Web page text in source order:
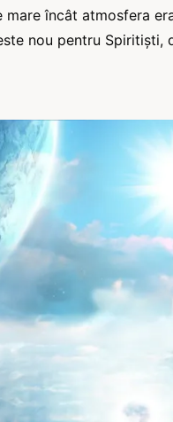
încât atmosfera
nou pentru Spiritiști,